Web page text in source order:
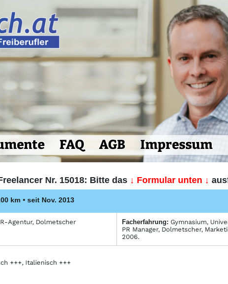
FAQ AGB Impressum
Nr. 15018: Bitte das ↓ Formular unten ↓
km • seit Nov. 2013
Agentur, Dolmetscher Facher­fahrung: Gymnasium,
PR Manager, Dolmetscher,
2006.
+++, Italienisch +++